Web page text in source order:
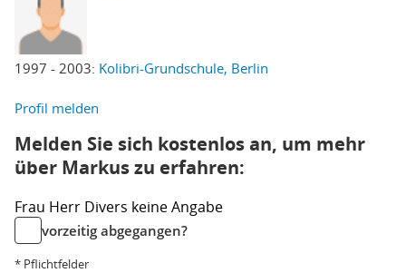
1997 - 2003: Kolibri-Grundschule, Berlin
Profil melden
Melden Sie sich kostenlos an, um mehr
über Markus zu erfahren:
Frau Herr Divers keine Angabe
vorzeitig abgegangen?
* Pflichtfelder